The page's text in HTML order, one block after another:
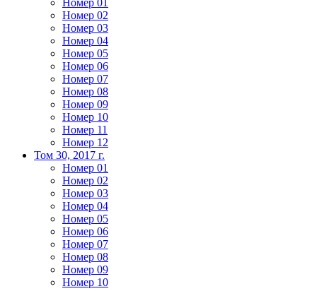
Номер 01
Номер 02
Номер 03
Номер 04
Номер 05
Номер 06
Номер 07
Номер 08
Номер 09
Номер 10
Номер 11
Номер 12
Том 30, 2017 г.
Номер 01
Номер 02
Номер 03
Номер 04
Номер 05
Номер 06
Номер 07
Номер 08
Номер 09
Номер 10